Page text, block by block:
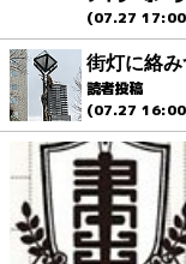
(07.27
街灯に絡
読者投稿
(07.27